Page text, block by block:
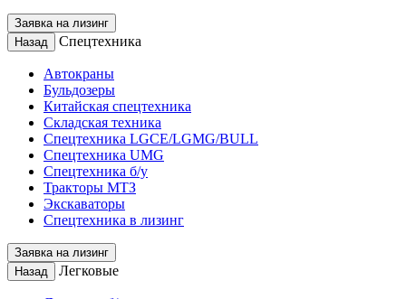
Заявка на лизинг
Назад
Спецтехника
Автокраны
Бульдозеры
Китайская спецтехника
Складская техника
Спецтехника LGCE/LGMG/BULL
Спецтехника UMG
Спецтехника б/у
Тракторы МТЗ
Экскаваторы
Спецтехника в лизинг
Заявка на лизинг
Назад
Легковые